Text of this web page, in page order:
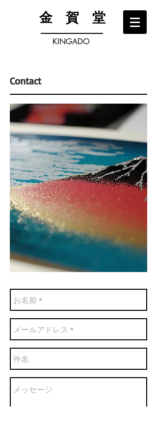
金 賀 堂
KINGADO
Contact